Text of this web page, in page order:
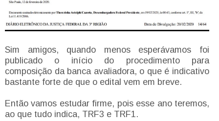
Sim amigos, quando menos esperávamos foi
publicado o início do procedimento para
composição da banca avaliadora, o que é indicativo
bastante forte de que o edital vem em breve.
Então vamos estudar firme, pois esse ano teremos,
ao que tudo indica, TRF3 e TRF1.